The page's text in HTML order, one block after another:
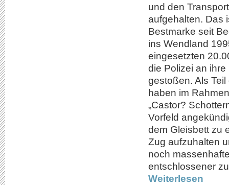
und den
aufgehalten. Das
Bestmarke seit
ins Wendland
eingesetzten
die Polizei an
gestoßen. Als
haben im
„Castor?
Vorfeld
dem Gleisbett zu
Zug aufzuhalten
noch
entschlossener
Weiterlesen